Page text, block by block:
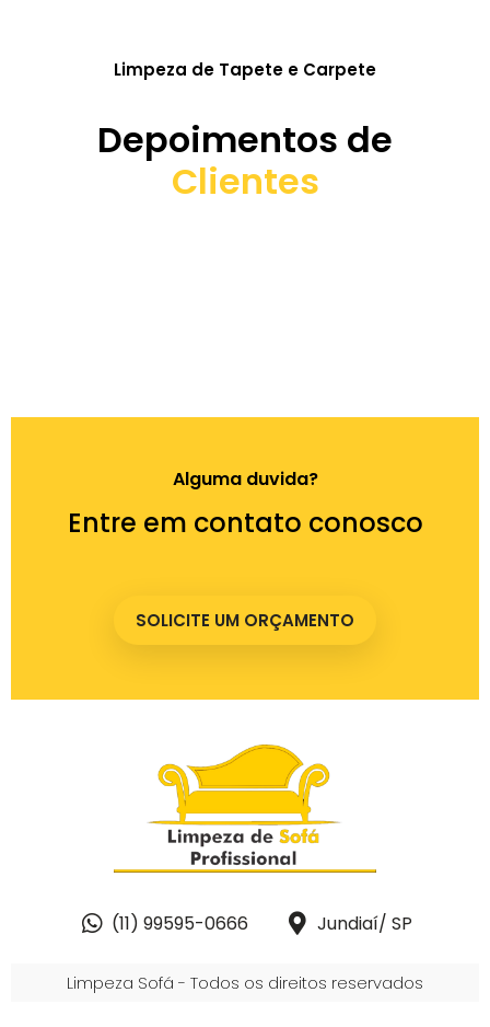
Limpeza de Tapete e Carpete
Depoimentos de
Clientes
Alguma duvida?
Entre em contato conosco
SOLICITE UM ORÇAMENTO
(11) 99595-0666 Jundiaí/ SP
Limpeza Sofá - Todos os direitos reservados